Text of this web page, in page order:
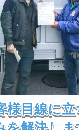
様目線に